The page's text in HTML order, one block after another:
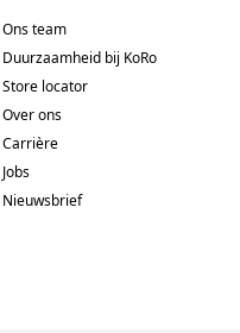
Ons team
Duurzaamheid bij KoRo
Store locator
Over ons
Carrière
Jobs
Nieuwsbrief